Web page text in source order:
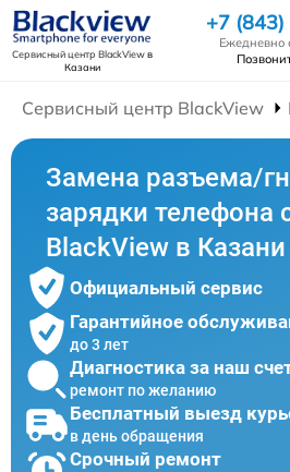
Сервисный центр BlackViewв
Казани
+7
Ежедневно
Сервисный центр BlackView
Замена разъема/
зарядки телефона
BlackView в Казани
Официальный сервис
Гарантийное
до 3 лет
Диагностика за наш
ремонт по желанию
Бесплатный выезд
в день обращения
Срочный ремонт